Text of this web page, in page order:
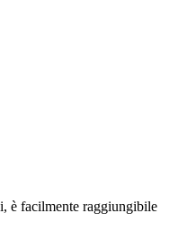
è facilmente raggiungibile